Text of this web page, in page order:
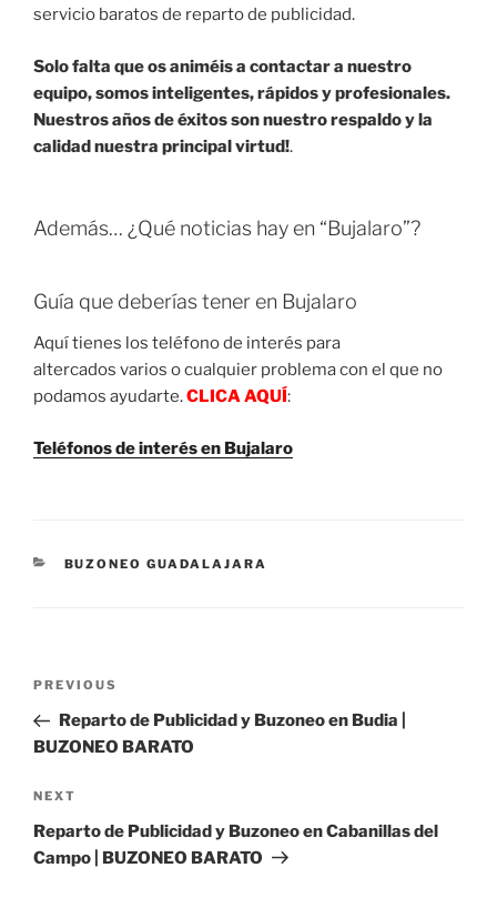
servicio baratos de reparto de publicidad.
Solo falta que os animéis a contactar a nuestro
equipo, somos inteligentes, rápidos y profesionales.
Nuestros años de éxitos son nuestro respaldo y la
calidad nuestra principal virtud!.
Además… ¿Qué noticias hay en “Bujalaro”?
Guía que deberías tener en Bujalaro
Aquí tienes los teléfono de interés para
altercados varios o cualquier problema con el que no
podamos ayudarte.CLICA AQUÍ:
Teléfonos de interés en Bujalaro
CATEGORIES
BUZONEO GUADALAJARA
Previous
Post
PREVIOUS
Reparto de Publicidad y Buzoneo en Budia |
BUZONEO BARATO
Next
Post
NEXT
Reparto de Publicidad y Buzoneo en Cabanillas del
Campo | BUZONEO BARATO